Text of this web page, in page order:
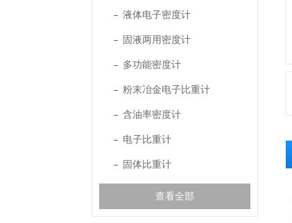
液体电子密度计
固液两用密度计
多功能密度计
粉末冶金电子比重计
含油率密度计
电子比重计
固体比重计
查看全部